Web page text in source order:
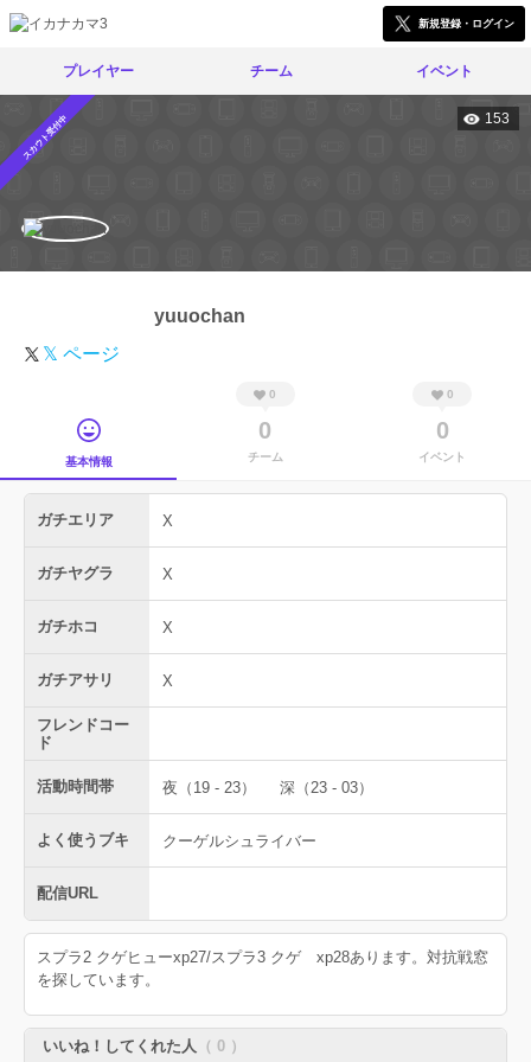
新規登録・ログイン
プレイヤー チーム イベント
スカウト受付中 153
yuuochan
𝕏 ページ
基本情報
0
0
チーム
0
0
イベント
ガチエリア X
ガチヤグラ X
ガチホコ X
ガチアサリ X
フレンドコー
ド
活動時間帯 夜（19 - 23） 深（23 - 03）
よく使うブキ クーゲルシュライバー
配信URL
スプラ2 クゲヒューxp27/スプラ3 クゲ xp28あります。対抗戦窓
を探しています。
いいね！してくれた人 （ 0 ）